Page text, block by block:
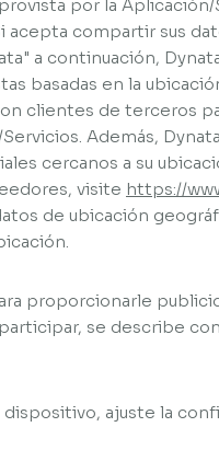
por la Aplicación/
acepta compartir sus
a continuación,
basadas en la
clientes de terceros
Además,
cercanos a su
visite https://
de ubicación
proporcionarle
se describe
ajuste la